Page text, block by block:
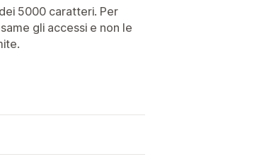
5000 caratteri. Per
gli accessi e non le